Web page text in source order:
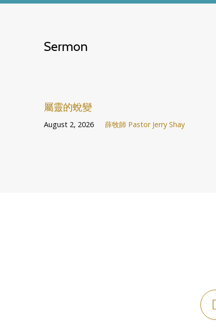
Sermon
屬靈的蛻變
August 2, 2026 薛牧師 Pastor Jerry Shay